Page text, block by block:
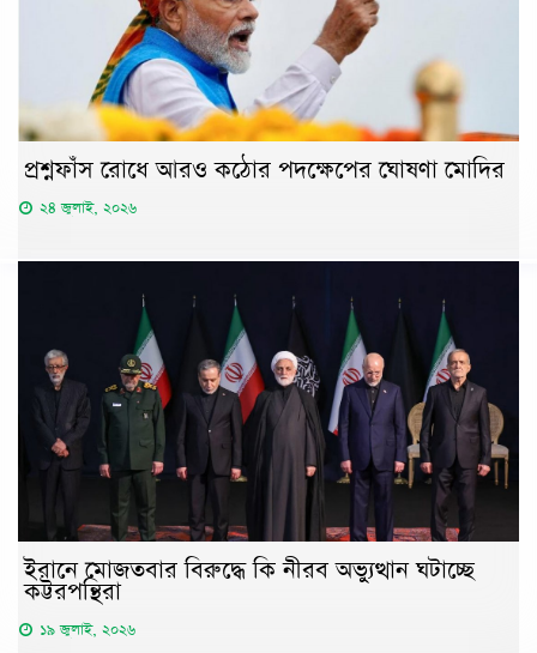
প্রশ্নফাঁস রোধে আরও কঠোর পদক্ষেপের ঘোষণা মোদির
২৪ জুলাই, ২০২৬
ইরানে মোজতবার বিরুদ্ধে কি নীরব অভ্যুত্থান ঘটাচ্ছে
কট্টরপন্থিরা
১৯ জুলাই, ২০২৬